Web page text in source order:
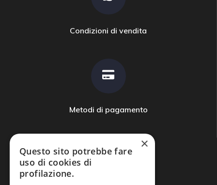
Condizioni di vendita
Metodi di pagamento
×
Questo sito potrebbe fare
uso di cookies di
profilazione.